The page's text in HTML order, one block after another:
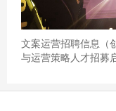
文案运营招聘信息（
与运营策略人才招募